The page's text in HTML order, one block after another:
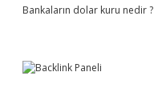
Bankaların dolar kuru nedir ?